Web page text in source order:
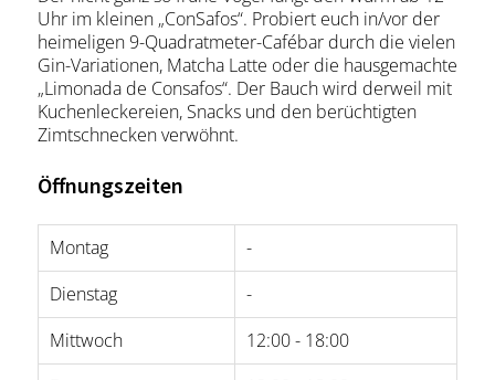
Uhr im kleinen „ConSafos“. Probiert euch in/vor der
heimeligen 9-Quadratmeter-Cafébar durch die vielen
Gin-Variationen, Matcha Latte oder die hausgemachte
„Limonada de Consafos“. Der Bauch wird derweil mit
Kuchenleckereien, Snacks und den berüchtigten
Zimtschnecken verwöhnt.
Öffnungszeiten
Montag
-
Dienstag
-
Mittwoch
12:00 - 18:00